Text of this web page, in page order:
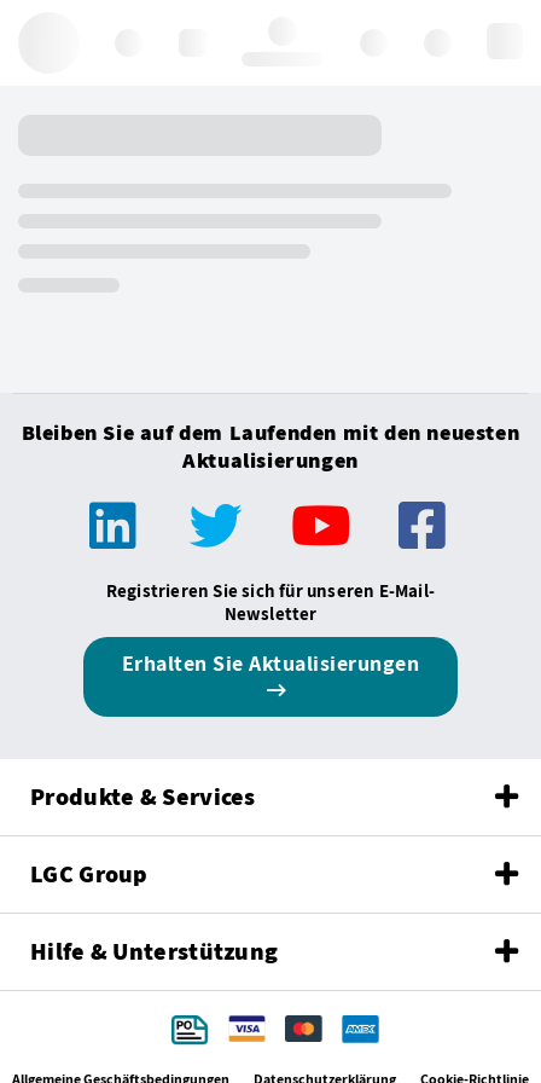
Bleiben Sie auf dem Laufenden mit den neuesten
Aktualisierungen
Registrieren Sie sich für unseren E-Mail-
Newsletter
Erhalten Sie Aktualisierungen
Produkte & Services
LGC Group
Hilfe & Unterstützung
Allgemeine Geschäftsbedingungen Datenschutzerklärung Cookie-Richtlinie